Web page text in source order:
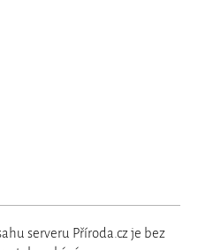
serveru Příroda.cz je bez